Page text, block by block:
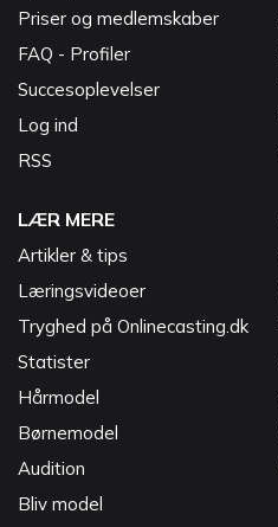
Priser og medlemskaber
FAQ - Profiler
Succesoplevelser
Log ind
RSS
LÆR MERE
Artikler & tips
Læringsvideoer
Tryghed på Onlinecasting.dk
Statister
Hårmodel
Børnemodel
Audition
Bliv model